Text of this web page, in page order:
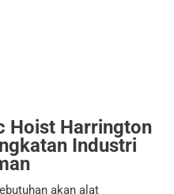
Hoist Harrington
Industri
akan alat